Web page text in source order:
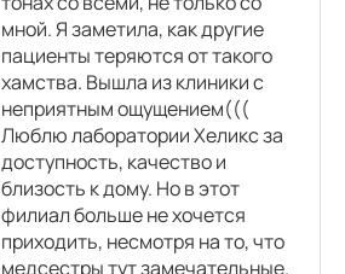
мной. Я заметила, как другие
пациенты теряются от такого
хамства. Вышла из клиники с
неприятным ощущением(((
Люблю лаборатории Хеликс за
доступность, качество и
близость к дому. Но в этот
филиал больше не хочется
приходить, несмотря на то, что
медсестры тут замечательные.